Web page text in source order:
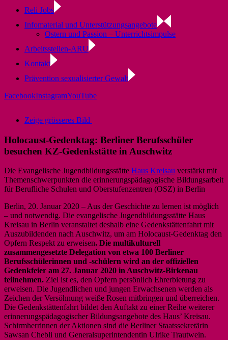
Reli Jobs
Infomaterial und Unterstützungsangebote
Ostern und Passion – Unterrichtsimpulse
Arbeitsstellen-ARU
Kontakt
Prävention sexualisierter Gewalt
FacebookInstagramYouTube
Zeige grösseres Bild
Holocaust-Gedenktag: Berliner Berufsschüler
besuchen KZ-Gedenkstätte in Auschwitz
Die Evangelische Jugendbildungsstätte Haus Kreisau verstärkt mit
Themenschwerpunkten die erinnerungspädagogische Bildungsarbeit
für Berufliche Schulen und Oberstufenzentren (OSZ) in Berlin
Berlin, 20. Januar 2020 – Aus der Geschichte zu lernen ist möglich
– und notwendig. Die evangelische Jugendbildungsstätte Haus
Kreisau in Berlin veranstaltet deshalb eine Gedenkstättenfahrt mit
Auszubildenden nach Auschwitz, um am Holocaust-Gedenktag den
Opfern Respekt zu erweisen. Die multikulturell
zusammengesetzte Delegation von etwa 100 Berliner
Berufsschülerinnen und -schülern wird an der offiziellen
Gedenkfeier am 27. Januar 2020 in Auschwitz-Birkenau
teilnehmen. Ziel ist es, den Opfern persönlich Ehrerbietung zu
erweisen. Die Jugendlichen und jungen Erwachsenen werden als
Zeichen der Versöhnung weiße Rosen mitbringen und überreichen.
Die Gedenkstättenfahrt bildet den Auftakt zu einer Reihe weiterer
erinnerungspädagogischer Bildungsangebote des Haus’ Kreisau.
Schirmherrinnen der Aktionen sind die Berliner Staatssekretärin
Sawsan Chebli und Generalsuperintendentin Ulrike Trautwein.